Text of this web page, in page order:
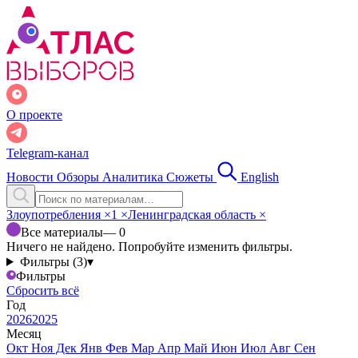
О проекте
Telegram-канал
Новости Обзоры Аналитика Сюжеты English
Злоупотребления ×1 ×Ленинградская область ×
Все материалы— 0
Ничего не найдено. Попробуйте изменить фильтры.
Фильтры (3)▾
Фильтры
Сбросить всё
Год
20262025
Месяц
Окт Ноя Дек Янв Фев Мар Апр Май Июн Июл Авг Сен